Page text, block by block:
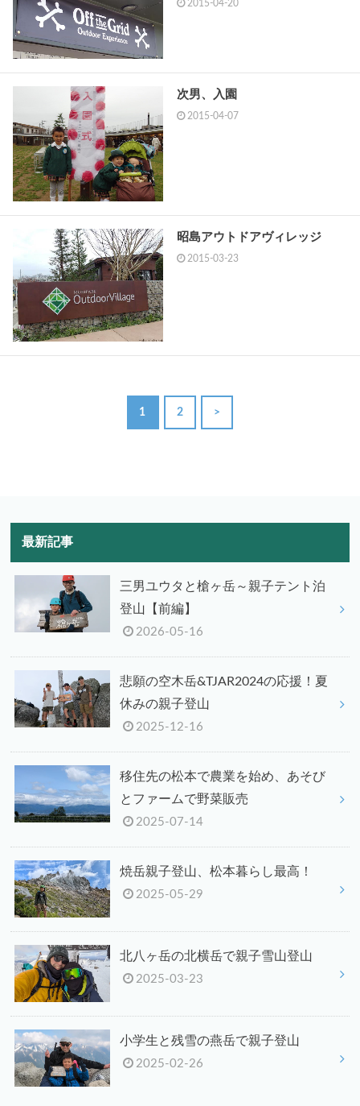
2015-04-20
次男、入園
2015-04-07
昭島アウトドアヴィレッジ
2015-03-23
1 2 >
最新記事
三男ユウタと槍ヶ岳～親子テント泊
登山【前編】
2026-05-16
悲願の空木岳&TJAR2024の応援！夏
休みの親子登山
2025-12-16
移住先の松本で農業を始め、あそび
とファームで野菜販売
2025-07-14
焼岳親子登山、松本暮らし最高！
2025-05-29
北八ヶ岳の北横岳で親子雪山登山
2025-03-23
小学生と残雪の燕岳で親子登山
2025-02-26